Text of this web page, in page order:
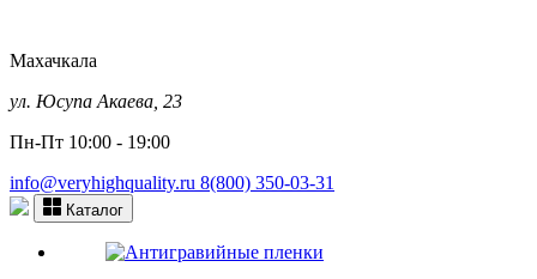
Махачкала
ул. Юсупа Акаева, 23
Пн-Пт 10:00 - 19:00
info@veryhighquality.ru 8(800) 350-03-31
Каталог